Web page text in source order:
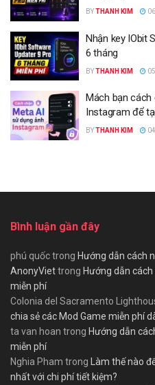
BYTHANH KIM
Nhận key IObit
6 tháng
BYTHANH KIM
Mách bạn
Instagram để
BYTHANH KIM
Bình luận gần đây
phú quốctrong Hướng dẫn cách
AnonyViettrong Hướng dẫn
miễn phí
Colonia del Sacramento
chia sẻ các Mod Game miễn phí
ta van hoan trong Hướng dẫn
miễn phí
Nghia Pham trong
Làm thế nào
nhất với chi phí tiết kiệm?